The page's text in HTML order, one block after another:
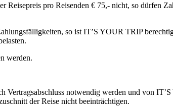
pro Reisenden € 75,- nicht, so dürfen
so ist IT’S YOUR TRIP
werden.
Vertragsabschluss notwendig werden und von
der Reise nicht beeinträchtigen.